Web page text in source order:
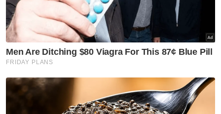
Pelajar kolej lemas ketika
mandi-manda bersama
sembilan rakan
Semasa
Ismail Sabri didakwa esok di
Lumpur